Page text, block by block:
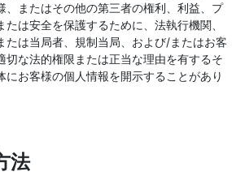
、またはその他の第三者の権利、利益、プ
は安全を保護するために、法執行機関、
たは当局者、規制当局、および/またはお客
切な法的権限または正当な理由を有するそ
にお客様の個人情報を開示することがあり
法